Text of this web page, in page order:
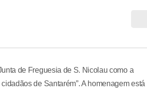
de Freguesia de S. Nicolau como a
de Santarém”. A homenagem está